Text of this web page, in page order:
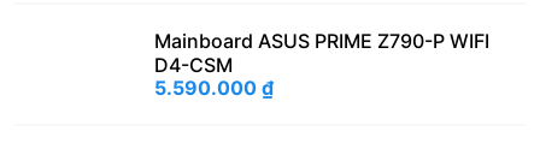
Mainboard ASUS PRIME Z790-P WIFI
D4-CSM
5.590.000 ₫